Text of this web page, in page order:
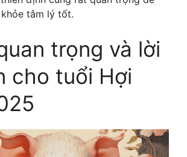
tâm lý tốt.
trọng và lời
cho tuổi Hợi